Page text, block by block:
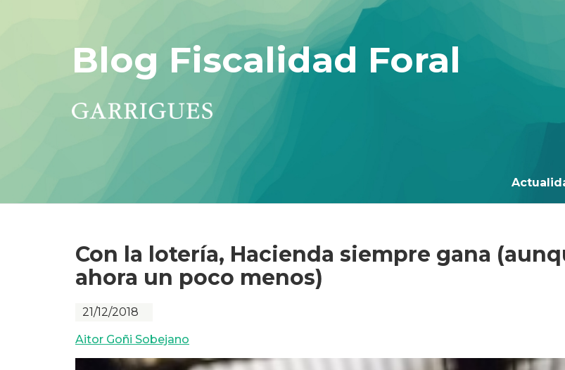
Blog Fiscalidad Foral
Con la lotería, Hacienda siempre gana
ahora un poco menos)
21/12/2018
Aitor Goñi Sobejano